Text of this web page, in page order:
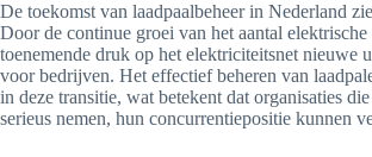
De toekomst van laadpaalbeheer in Nederland
Door de continue groei van het aantal
toenemende druk op het elektriciteitsnet nieuwe
voor bedrijven. Het effectief beheren van
in deze transitie, wat betekent dat organisaties
serieus nemen, hun concurrentiepositie kunnen